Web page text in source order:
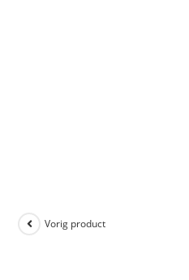
Vorig product